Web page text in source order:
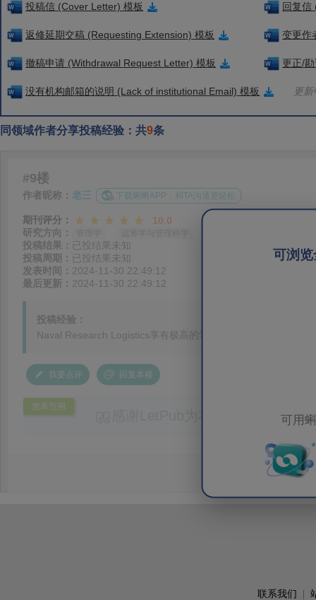
投稿信 (Cover Letter) 模板 回复信
返修延期交稿 (Requesting Extension) 模板 变更作
撤稿申请 (Withdrawal Request Letter) 模板 更正/
没有机构邮箱的说明 (Lack of institutional Email) 模板 更
同领域作者分享投稿经验：共9条
可浏
可用
#9楼
作者昵称： 老三 下载蝌蝌APP，和TA沟通更轻松
期刊评分：
10.0
研究方向：
投稿结果： 已投结果未知
投稿周期： 已投结果未知
发表时间： 2024-11-30 22:49:12
最后更新： 2024-11-30 22:49:12
投稿经验：
Naval Research Logistics享有极高的学术声誉，每年接受的期
我要点评 回复本楼
发表范例
感谢LetPub为本论文提供专业
效应及界面电荷传输等研究内容，
论述逻辑进行了系统梳理，使研究
析及机理讨论之间的关系更加清晰
联系我们